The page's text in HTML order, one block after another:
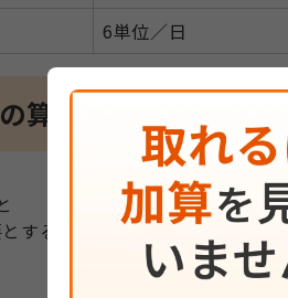
6単位／日
算定要件
する利用者にサービス提供を行